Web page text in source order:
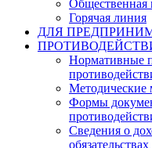
Общественная
Горячая линия
ДЛЯ
Нормативные
Методические
Формы
Сведения о